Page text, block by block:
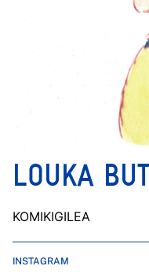
LOUKA
KOMIKIGILEA
INSTAGRAM